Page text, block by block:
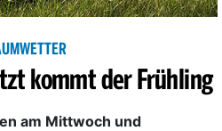
kommt der Frühling
am Mittwoch und